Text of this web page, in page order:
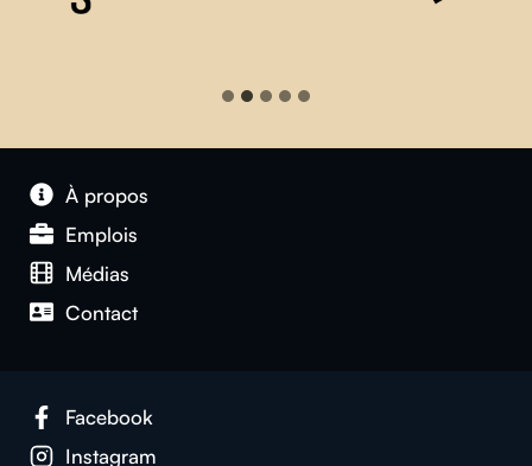
À propos
Emplois
Médias
Contact
Facebook
Instagram